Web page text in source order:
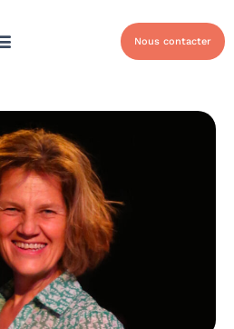
Nous contacter